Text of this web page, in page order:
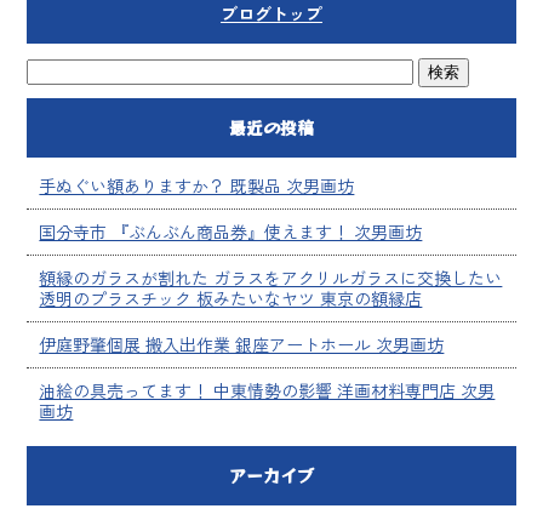
ブログトップ
最近の投稿
手ぬぐい額ありますか？ 既製品 次男画坊
国分寺市 『ぶんぶん商品券』使えます！ 次男画坊
額縁のガラスが割れた ガラスをアクリルガラスに交換したい
透明のプラスチック 板みたいなヤツ 東京の額縁店
伊庭野肇個展 搬入出作業 銀座アートホール 次男画坊
油絵の具売ってます！ 中東情勢の影響 洋画材料専門店 次男
画坊
アーカイブ